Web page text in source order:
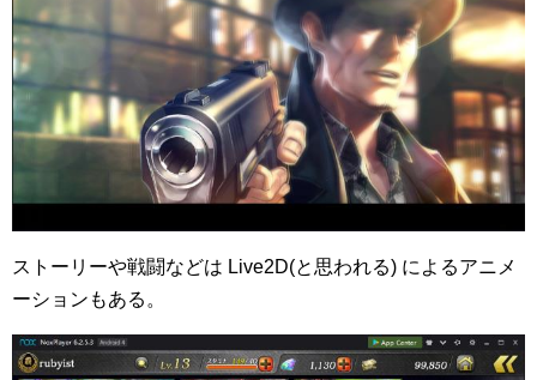
ストーリーや戦闘などは Live2D(と思われる) によるアニメ
ーションもある。